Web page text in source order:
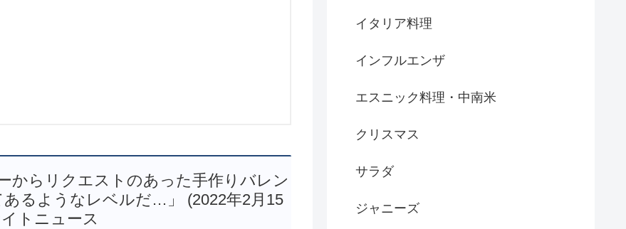
からリクエストのあった手作りバレン
るようなレベルだ…」 (2022年2月15
トニュース
イタリア料理
インフルエンザ
エスニック料理・中南米
クリスマス
サラダ
ジャニーズ